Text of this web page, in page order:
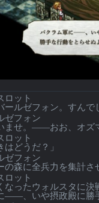
ロット
ールゼフォン。すんで
ゼフォン
ませ。――おお、オズ
ロット
はどうだ？」
ゼフォン
の森に全兵力を集計
ロット
なったウォルスタに
、いや摂政殿に勝